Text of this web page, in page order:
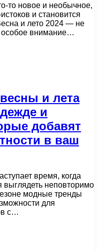
то новое и необычное,
и становится
и лето 2024 — не
особое внимание…
и лета
и
добавят
в ваш
время, когда
неповторимо
модные тренды
для
с…